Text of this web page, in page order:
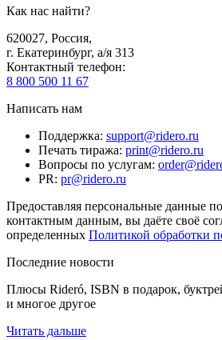
Как нас найти?
620027, Россия,
г. Екатеринбург, а/я 313
Контактный телефон:
8 800 500 11 67
Написать нам
Поддержка: support@ridero.ru
Печать тиража: print@ridero.ru
Вопросы по услугам:
PR: pr@ridero.ru
Предоставляя персональные данные
контактным данным, вы даёте своё
определенных Политикой обработки
Последние новости
Плюсы Rideró, ISBN в подарок,
и многое другое
Читать дальше